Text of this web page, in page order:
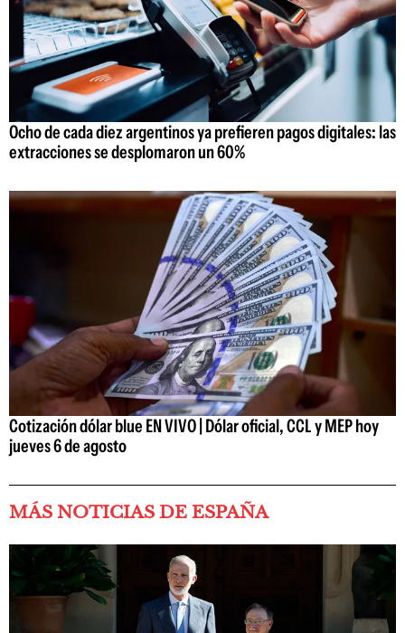
Ocho de cada diez argentinos ya prefieren pagos digitales: las
extracciones se desplomaron un 60%
Cotización dólar blue EN VIVO | Dólar oficial, CCL y MEP hoy
jueves 6 de agosto
MÁS NOTICIAS DE ESPAÑA